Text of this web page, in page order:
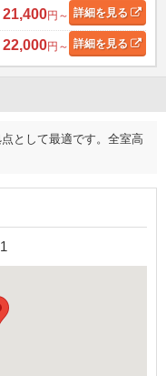
21,400円～ 詳細を見る
22,000円～ 詳細を見る
として最適です。全室高